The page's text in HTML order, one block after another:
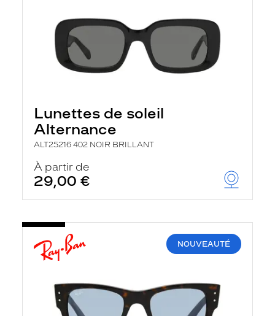
Lunettes de soleil
Alternance
ALT25216 402 NOIR BRILLANT
À partir de
29,00 €
NOUVEAUTÉ